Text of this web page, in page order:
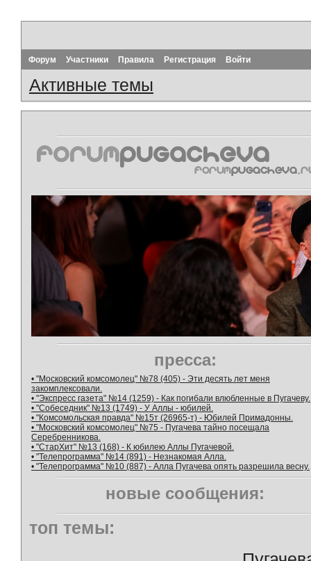
Форум Участники Правила Регистрация Войти
Активные темы
пресса:
• "Московский комсомолец" №78 (405) - Эти десять лет меня
закомплексовали.
• "Экспресс газета" №14 (1259) - Как погибали влюбленные в Пугачеву.
• "Собеседник" №13 (1749) - У Аллы - юбилей.
• "Комсомольская правда" №15т (26965-т) - Юбилей Примадонны.
• "Московский комсомолец" №75 - Пугачева тайно посещала
Серебренникова.
• "СтарХит" №13 (168) - К юбилею Аллы Пугачевой.
• "Телепрограмма" №14 (891) - Незнакомая Алла.
• "Телепрограмма" №10 (887) - Алла Пугачева опять разрешила весну.
новые сообщения:
топ темы: